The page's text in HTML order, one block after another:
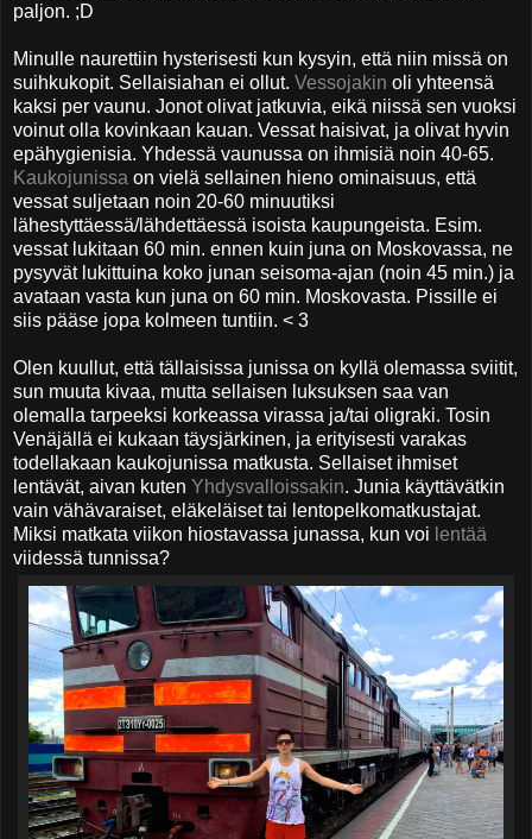
paljon. ;D
Minulle naurettiin hysterisesti kun kysyin, että niin missä on
suihkukopit. Sellaisiahan ei ollut. Vessojakin oli yhteensä
kaksi per vaunu. Jonot olivat jatkuvia, eikä niissä sen vuoksi
voinut olla kovinkaan kauan. Vessat haisivat, ja olivat hyvin
epähygienisia. Yhdessä vaunussa on ihmisiä noin 40-65.
Kaukojunissa on vielä sellainen hieno ominaisuus, että
vessat suljetaan noin 20-60 minuutiksi
lähestyttäessä/lähdettäessä isoista kaupungeista. Esim.
vessat lukitaan 60 min. ennen kuin juna on Moskovassa, ne
pysyvät lukittuina koko junan seisoma-ajan (noin 45 min.) ja
avataan vasta kun juna on 60 min. Moskovasta. Pissille ei
siis pääse jopa kolmeen tuntiin. < 3
Olen kuullut, että tällaisissa junissa on kyllä olemassa sviitit,
sun muuta kivaa, mutta sellaisen luksuksen saa van
olemalla tarpeeksi korkeassa virassa ja/tai oligraki. Tosin
Venäjällä ei kukaan täysjärkinen, ja erityisesti varakas
todellakaan kaukojunissa matkusta. Sellaiset ihmiset
lentävät, aivan kuten Yhdysvalloissakin. Junia käyttävätkin
vain vähävaraiset, eläkeläiset tai lentopelkomatkustajat.
Miksi matkata viikon hiostavassa junassa, kun voi lentää
viidessä tunnissa?